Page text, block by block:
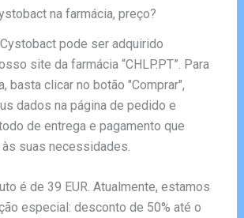
na farmácia, preço?
pode ser adquirido
site da farmácia “CHLP.PT”. Para
basta clicar no botão "Comprar",
dados na página de pedido e
de entrega e pagamento que
suas necessidades.
é de 39 EUR. Atualmente, estamos
especial: desconto de 50% até o